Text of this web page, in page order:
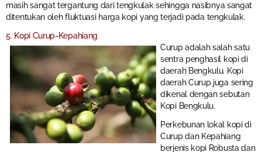
masih sangat tergantung dari tengkulak sehingga nasibnya sangat
ditentukan oleh fluktuasi harga kopi yang terjadi pada tengkulak.
5. Kopi Curup-Kepahiang
Curup adalah salah satu
sentra penghasil kopi di
daerah Bengkulu. Kopi
daerah Curup juga sering
dikenal dengan sebutan
Kopi Bengkulu.
Perkebunan lokal kopi di
Curup dan Kepahiang
berjenis kopi Robusta dan